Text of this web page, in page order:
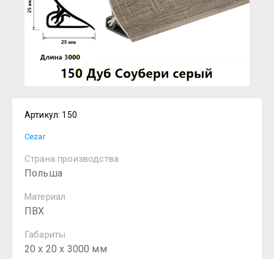
Артикул: 150
Cezar
Страна производства
Польша
Материал
ПВХ
Габариты
20 х 20 х 3000 мм